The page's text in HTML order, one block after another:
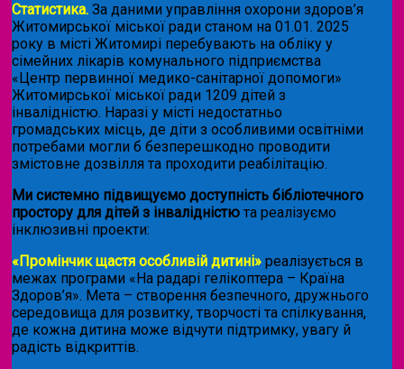
Статистика. За даними управління охорони здоров’я
Житомирської міської ради станом на 01.01. 2025
року в місті Житомирі перебувають на обліку у
сімейних лікарів комунального підприємства
«Центр первинної медико-санітарної допомоги»
Житомирської міської ради 1209 дітей з
інвалідністю. Наразі у місті недостатньо
громадських місць, де діти з особливими освітніми
потребами могли б безперешкодно проводити
змістовне дозвілля та проходити реабілітацію.
Ми системно підвищуємо доступність бібліотечного
простору для дітей з інвалідністю та реалізуємо
інклюзивні проекти:
«Промінчик щастя особливій дитині» реалізується в
межах програми «На радарі гелікоптера – Країна
Здоров’я». Мета – створення безпечного, дружнього
середовища для розвитку, творчості та спілкування,
де кожна дитина може відчути підтримку, увагу й
радість відкриттів.